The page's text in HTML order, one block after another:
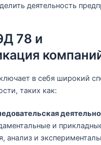
деятельность
78 и
в себя широкий
таких как:
и
анализ и